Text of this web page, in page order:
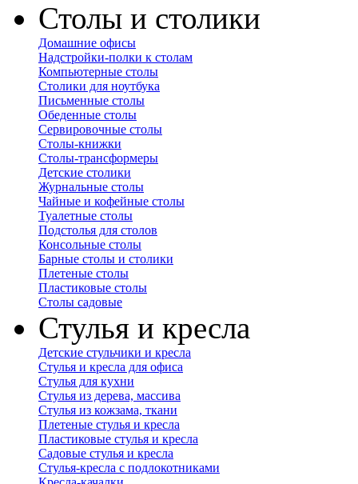
Столы и столики
Домашние офисы
Надстройки-полки к столам
Компьютерные столы
Столики для ноутбука
Письменные столы
Обеденные столы
Сервировочные столы
Столы-книжки
Столы-трансформеры
Детские столики
Журнальные столы
Чайные и кофейные столы
Туалетные столы
Подстолья для столов
Консольные столы
Барные столы и столики
Плетеные столы
Пластиковые столы
Столы садовые
Стулья и кресла
Детские стульчики и кресла
Стулья и кресла для офиса
Стулья для кухни
Стулья из дерева, массива
Стулья из кожзама, ткани
Плетеные стулья и кресла
Пластиковые стулья и кресла
Садовые стулья и кресла
Стулья-кресла с подлокотниками